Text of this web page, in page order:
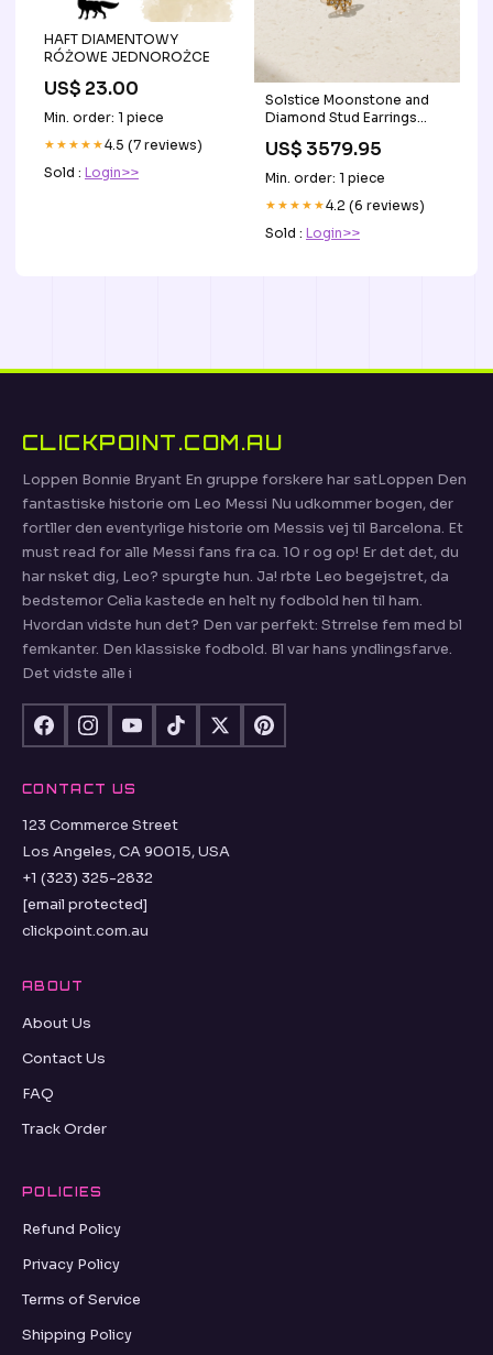
HAFT DIAMENTOWY
RÓŻOWE JEDNOROŻCE
US$ 23.00
Min. order: 1 piece
★★★★★4.5 (7 reviews)
Sold : Login>>
Solstice Moonstone and
Diamond Stud Earrings
US$ 3579.95
Min. order: 1 piece
★★★★★4.2 (6 reviews)
Sold : Login>>
CLICKPOINT.COM.AU
Loppen Bonnie Bryant En gruppe forskere har satLoppen Den
fantastiske historie om Leo Messi Nu udkommer bogen, der
fortller den eventyrlige historie om Messis vej til Barcelona. Et
must read for alle Messi fans fra ca. 10 r og op! Er det det, du
har nsket dig, Leo? spurgte hun. Ja! rbte Leo begejstret, da
bedstemor Celia kastede en helt ny fodbold hen til ham.
Hvordan vidste hun det? Den var perfekt: Strrelse fem med bl
femkanter. Den klassiske fodbold. Bl var hans yndlingsfarve.
Det vidste alle i
CONTACT US
123 Commerce Street
Los Angeles, CA 90015, USA
+1 (323) 325-2832
[email protected]
clickpoint.com.au
ABOUT
About Us
Contact Us
FAQ
Track Order
POLICIES
Refund Policy
Privacy Policy
Terms of Service
Shipping Policy